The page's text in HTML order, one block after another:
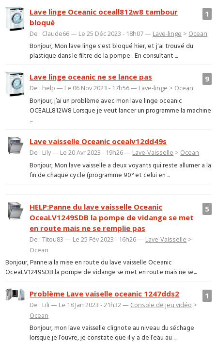
1
Lave linge Oceanic oceall812w8 tambour
bloqué
De : Claude66 — Le 25 Déc 2023 - 18h07 — Lave-linge > Ocean
Bonjour, Mon lave linge s'est bloqué hier, et j'ai trouvé du
plastique dans le filtre de la pompe... En consultant ...
9
Lave linge oceanic ne se lance pas
De : help — Le 06 Nov 2023 - 17h56 — Lave-linge > Ocean
Bonjour, j’ai un problème avec mon lave linge oceanic
OCEALL812W8 Lorsque je veut lancer un programme la machine
...
Lave vaisselle Oceanic ocealv12dd49s
De : Lily — Le 20 Avr 2023 - 19h26 — Lave-Vaisselle > Ocean
Bonjour, Mon lave vaisselle a deux voyants qui reste allumer a la
fin de chaque cycle (programme 90° et celui en ...
5
HELP:Panne du lave vaisselle Oceanic
OceaLV1249SDB la pompe de vidange se met
en route mais ne se remplie pas
De : Titou83 — Le 25 Fév 2023 - 16h26 — Lave-Vaisselle >
Ocean
Bonjour, Panne:a la mise en route du lave vaisselle Oceanic
OceaLV1249SDB la pompe de vidange se met en route mais ne se...
1
Problème Lave vaiselle oceanic 1247dds2
De : Lili — Le 18 Jan 2023 - 21h32 — Console de jeu vidéo >
Ocean
Bonjour, mon lave vaisselle clignote au niveau du séchage
lorsque je l’ouvre, je constate que il y a de l’eau au ...